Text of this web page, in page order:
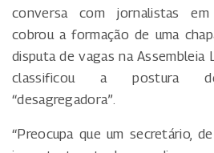
conversa com jornalistas
cobrou a formação de uma
disputa de vagas na
classificou a postura
“desagregadora”.
“Preocupa que um secretário,